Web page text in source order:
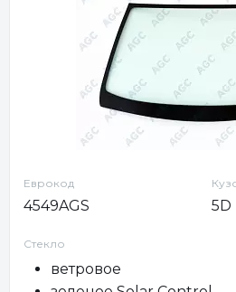
Еврокод
4549AGS 5D
Стекло
ветровое